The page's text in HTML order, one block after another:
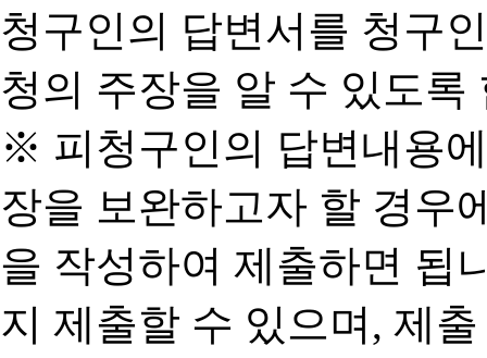
청구인의 답변서를 청구
청의 주장을 알 수 있도록
※ 피청구인의 답변내용
장을 보완하고자 할 경우
을 작성하여 제출하면 됩
지 제출할 수 있으며, 제